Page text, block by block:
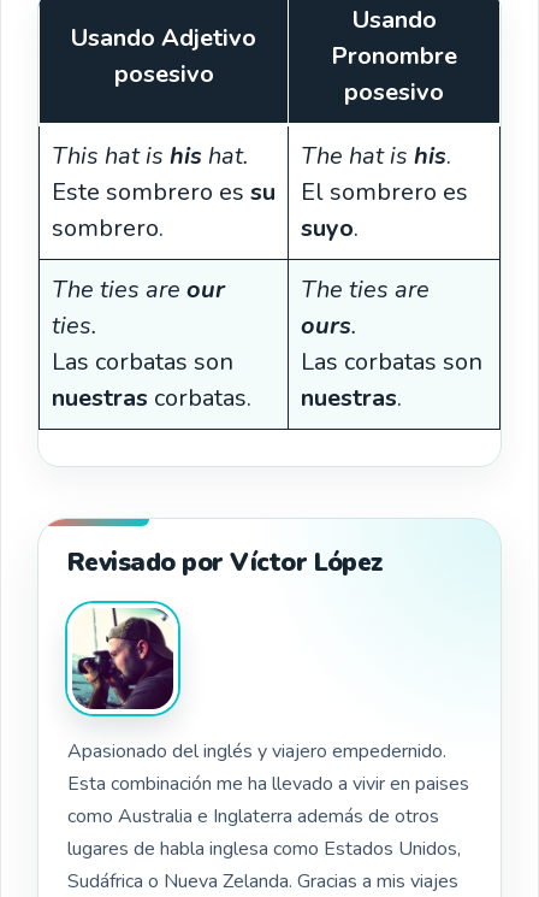
Usando Adjetivo
posesivo
Usando
Pronombre
posesivo
This hat is his hat.
Este sombrero es su
sombrero.
The hat is his.
El sombrero es
suyo.
The ties are our
ties.
Las corbatas son
nuestras corbatas.
The ties are
ours.
Las corbatas son
nuestras.
Revisado por Víctor López
Apasionado del inglés y viajero empedernido.
Esta combinación me ha llevado a vivir en paises
como Australia e Inglaterra además de otros
lugares de habla inglesa como Estados Unidos,
Sudáfrica o Nueva Zelanda. Gracias a mis viajes